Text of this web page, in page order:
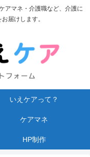
アマネ・介護職など、介護に
届けします。
いえケアって？
ケアマネ
HP制作